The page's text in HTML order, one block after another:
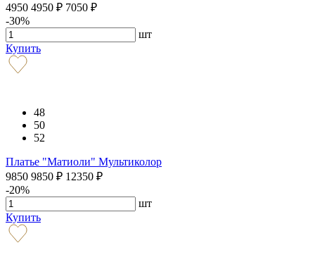
4950 4950 ₽ 7050 ₽
-30%
шт
Купить
48
50
52
Платье "Матиоли" Мультиколор
9850 9850 ₽ 12350 ₽
-20%
шт
Купить